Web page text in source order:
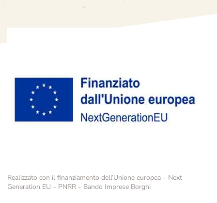
Realizzato con il finanziamento dell’Unione europea – Next
Generation EU – PNRR – Bando Imprese Borghi